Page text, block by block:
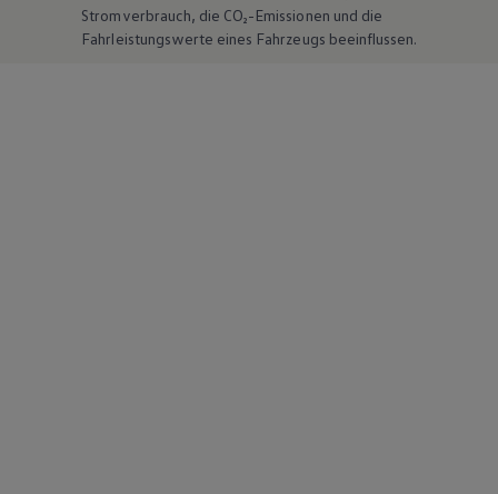
Stromverbrauch, die CO₂-Emissionen und die
Fahrleistungswerte eines Fahrzeugs beeinflussen.